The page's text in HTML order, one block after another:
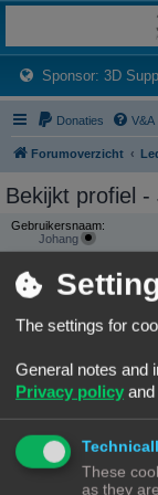
Het 3D print forum van de
Sponsor: 3D
Donaties V&A
Forumoverzicht
Bekijkt profiel -
Gebruikersnaam:
Johang
Locatie:
Flag:
Lid geworden op:
10/01/23, 23:22
Laatst actief:
12/07/26, 22:32
The settings for
General notes and
Privacy policy and
These
as they